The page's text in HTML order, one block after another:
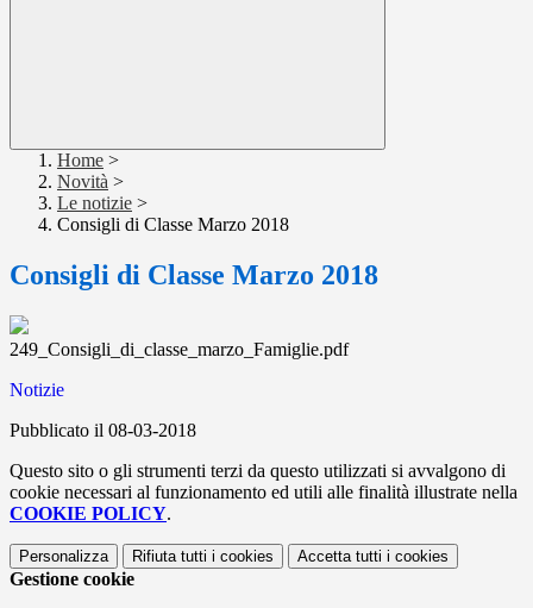
Home >
Novità >
Le notizie >
Consigli di Classe Marzo 2018
Consigli di Classe Marzo 2018
249_Consigli_di_classe_marzo_Famiglie.pdf
Notizie
Pubblicato il 08-03-2018
Questo sito o gli strumenti terzi da questo utilizzati si avvalgono di
cookie necessari al funzionamento ed utili alle finalità illustrate nella
COOKIE POLICY.
Personalizza Rifiuta tutti i cookies Accetta tutti i cookies
Gestione cookie